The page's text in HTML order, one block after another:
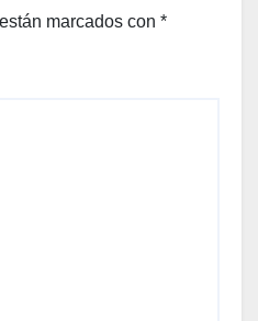
marcados con *